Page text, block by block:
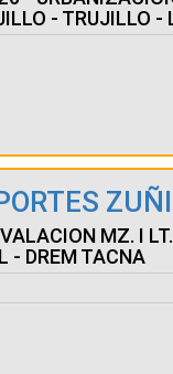
- TRUJILLO -
MZ. I
- DREM TACNA